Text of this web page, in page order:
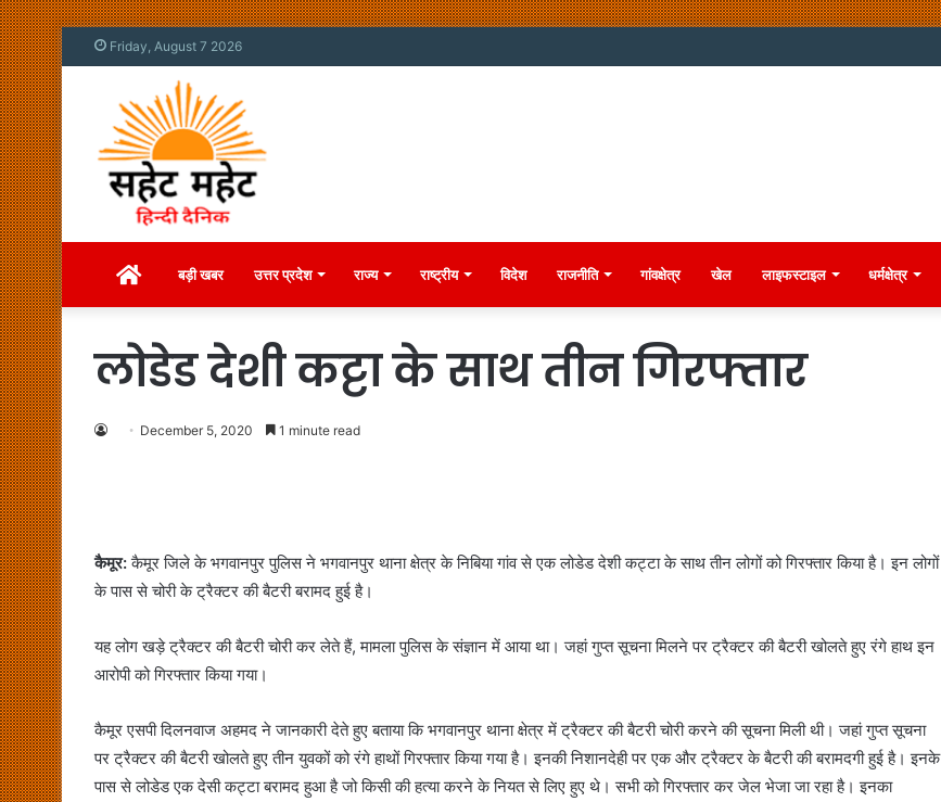
Friday, August 7 2026
Homeबड़ी खबर उत्तर प्रदेश राज्य राष्ट्रीय विदेश राजनीति गांवक्षेत्र खेल लाइफस्टाइल धर्मक्षेत्र
लोडेड देशी कट्टा के साथ तीन गिरफ्तार
December 5, 2020 1 minute read
कैमूर:कैमूर जिले के भगवानपुर पुलिस ने भगवानपुर थाना क्षेत्र के निबिया गांव से एक लोडेड देशी कट्टा के साथ तीन लोगों को गिरफ्तार किया है। इन लोगों
के पास से चोरी के ट्रैक्टर की बैटरी बरामद हुई है।
यह लोग खड़े ट्रैक्टर की बैटरी चोरी कर लेते हैं, मामला पुलिस के संज्ञान में आया था। जहां गुप्त सूचना मिलने पर ट्रैक्टर की बैटरी खोलते हुए रंगे हाथ इन
आरोपी को गिरफ्तार किया गया।
कैमूर एसपी दिलनवाज अहमद ने जानकारी देते हुए बताया कि भगवानपुर थाना क्षेत्र में ट्रैक्टर की बैटरी चोरी करने की सूचना मिली थी। जहां गुप्त सूचना
पर ट्रैक्टर की बैटरी खोलते हुए तीन युवकों को रंगे हाथों गिरफ्तार किया गया है। इनकी निशानदेही पर एक और ट्रैक्टर के बैटरी की बरामदगी हुई है। इनके
पास से लोडेड एक देसी कट्टा बरामद हुआ है जो किसी की हत्या करने के नियत से लिए हुए थे। सभी को गिरफ्तार कर जेल भेजा जा रहा है। इनका